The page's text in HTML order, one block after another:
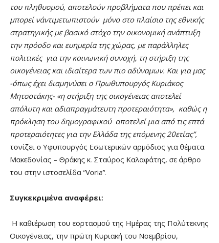
του πληθυσμού, αποτελούν προβλήματα που πρέπει και
μπορεί ν΄αντιμετωπιστούν μόνο στο πλαίσιο της εθνικής
στρατηγικής με βασικό στόχο την οικονομική ανάπτυξη
την πρόοδο και ευημερία της χώρας, με παράλληλες
πολιτικές για την κοινωνική συνοχή, τη στήριξη της
οικογένειας και ιδιαίτερα των πιο αδύναμων. Και για μας
-όπως έχει διαμηνύσει ο Πρωθυπουργός Κυριάκος
Μητσοτάκης- «η στήριξη της οικογένειας αποτελεί
απόλυτη και αδιαπραγμάτευτη προτεραιότητα», καθώς η
πρόκληση του δημογραφικού αποτελεί μια από τις επτά
προτεραιότητες για την Ελλάδα της επόμενης 20ετίας”,
τονίζει ο Υφυπουργός Εσωτερικών αρμόδιος για θέματα
Μακεδονίας – Θράκης κ. Σταύρος Καλαφάτης, σε άρθρο
του στην ιστοσελίδα “Voria”.
Συγκεκριμένα αναφέρει:
Η καθιέρωση του εορτασμού της Ημέρας της Πολύτεκνης
Οικογένειας, την πρώτη Κυριακή του Νοεμβρίου,